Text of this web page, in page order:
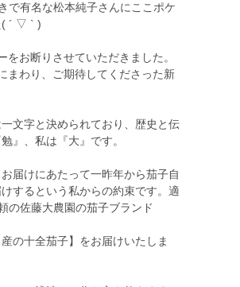
有名な松本純子さんにここポケ
( ´ ▽ ` )
お断りさせていただきました。
まわり、ご期待してくださった新
文字と決められており、歴史と伝
』、私は『大』です。
届けにあたって一昨年から茄子自
するという私からの約束です。適
の佐藤大農園の茄子ブランド
の十全茄子】をお届けいたしま